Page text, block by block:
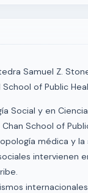
Samuel Z.
of Public
Social y en
Chan School of
médica y la
intervienen